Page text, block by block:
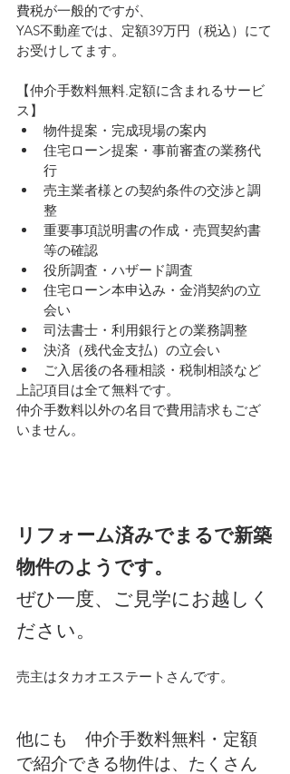
費税が一般的ですが、
YAS不動産では、定額39万円（税込）にて
お受けしてます。
【仲介手数料無料.定額に含まれるサービ
ス】
物件提案・完成現場の案内
住宅ローン提案・事前審査の業務代
行
売主業者様との契約条件の交渉と調
整
重要事項説明書の作成・売買契約書
等の確認
役所調査・ハザード調査
住宅ローン本申込み・金消契約の立
会い
司法書士・利用銀行との業務調整
決済（残代金支払）の立会い
ご入居後の各種相談・税制相談など
上記項目は全て無料です。
仲介手数料以外の名目で費用請求もござ
いません。
リフォーム済みでまるで新築
物件のようです。
ぜひ一度、ご見学にお越しく
ださい。
売主はタカオエステートさんです。
他にも　仲介手数料無料・定額
で紹介できる物件は、たくさん